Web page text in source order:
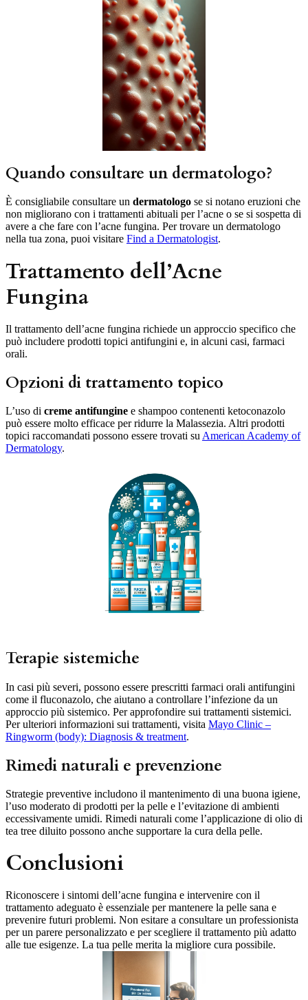
Quando consultare un dermatologo?
È consigliabile consultare un dermatologo se si notano eruzioni che
non migliorano con i trattamenti abituali per l’acne o se si sospetta di
avere a che fare con l’acne fungina. Per trovare un dermatologo
nella tua zona, puoi visitare Find a Dermatologist.
Trattamento dell’Acne
Fungina
Il trattamento dell’acne fungina richiede un approccio specifico che
può includere prodotti topici antifungini e, in alcuni casi, farmaci
orali.
Opzioni di trattamento topico
L’uso di creme antifungine e shampoo contenenti ketoconazolo
può essere molto efficace per ridurre la Malassezia. Altri prodotti
topici raccomandati possono essere trovati su American Academy of
Dermatology.
Terapie sistemiche
In casi più severi, possono essere prescritti farmaci orali antifungini
come il fluconazolo, che aiutano a controllare l’infezione da un
approccio più sistemico. Per approfondire sui trattamenti sistemici.
Per ulteriori informazioni sui trattamenti, visita Mayo Clinic –
Ringworm (body): Diagnosis & treatment.
Rimedi naturali e prevenzione
Strategie preventive includono il mantenimento di una buona igiene,
l’uso moderato di prodotti per la pelle e l’evitazione di ambienti
eccessivamente umidi. Rimedi naturali come l’applicazione di olio di
tea tree diluito possono anche supportare la cura della pelle.
Conclusioni
Riconoscere i sintomi dell’acne fungina e intervenire con il
trattamento adeguato è essenziale per mantenere la pelle sana e
prevenire futuri problemi. Non esitare a consultare un professionista
per un parere personalizzato e per scegliere il trattamento più adatto
alle tue esigenze. La tua pelle merita la migliore cura possibile.